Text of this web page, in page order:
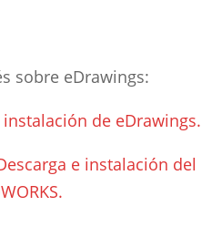
sobre eDrawings:
de eDrawings.
e instalación del